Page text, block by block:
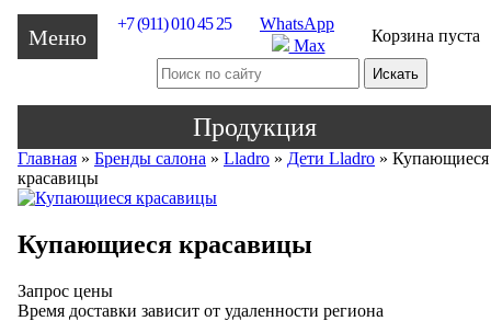
Меню
WhatsApp
Max
Корзина пуста
+7 (911) 010 45 25
Продукция
Главная » Бренды салона » Lladro » Дети Lladro » Купающиеся
красавицы
Купающиеся красавицы
Запрос цены
Время доставки зависит от удаленности региона